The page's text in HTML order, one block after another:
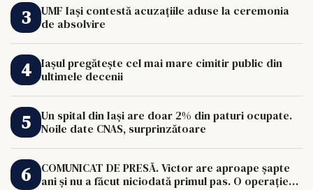
UMF Iași contestă acuzațiile aduse la ceremonia
de absolvire
Iașul pregătește cel mai mare cimitir public din
ultimele decenii
Un spital din Iași are doar 2% din paturi ocupate.
Noile date CNAS, surprinzătoare
COMUNICAT DE PRESĂ. Victor are aproape șapte
ani și nu a făcut niciodată primul pas. O operație